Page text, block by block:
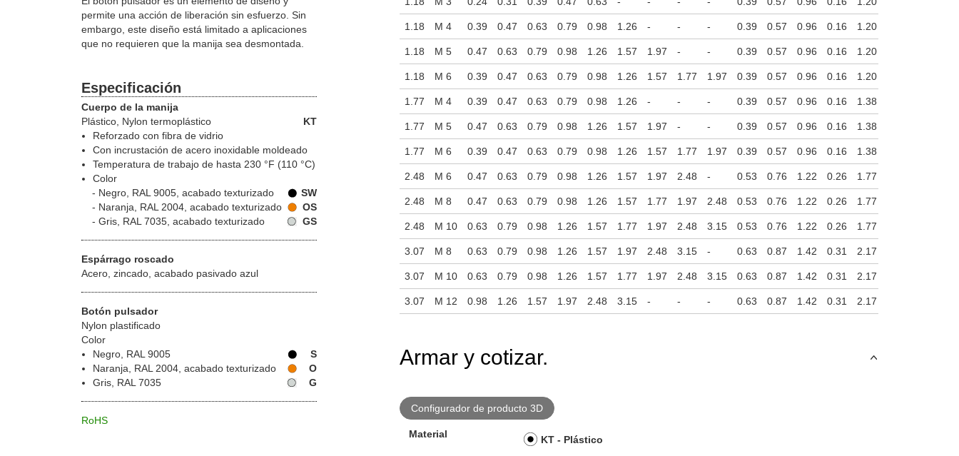
permite una acción de liberación sin esfuerzo. Sin
embargo, este diseño está limitado a aplicaciones
que no requieren que la manija sea desmontada.
Especificación
Cuerpo de la manija
Plástico
KT
, Nylon termoplástico
Reforzado con fibra de vidrio
Con incrustación de acero inoxidable moldeado
Temperatura de trabajo de hasta 230 °F (110 °C)
Color
Negro, RAL 9005, acabado texturizado
SW
Naranja, RAL 2004, acabado texturizado
OS
Gris, RAL 7035, acabado texturizado
GS
Espárrago roscado
Acero, zincado, acabado pasivado azul
Botón pulsador
Nylon plastificado
Color
Negro, RAL 9005
S
Naranja, RAL 2004, acabado texturizado
O
Gris, RAL 7035
G
RoHS
1.18 M 4 0.39 0.47 0.63 0.79 0.98 1.26 - - - 0.39 0.57 0.96 0.16 1.20
1.18 M 5 0.47 0.63 0.79 0.98 1.26 1.57 1.97 - - 0.39 0.57 0.96 0.16 1.20
1.18 M 6 0.39 0.47 0.63 0.79 0.98 1.26 1.57 1.77 1.97 0.39 0.57 0.96 0.16 1.20
1.77 M 4 0.39 0.47 0.63 0.79 0.98 1.26 - - - 0.39 0.57 0.96 0.16 1.38
1.77 M 5 0.47 0.63 0.79 0.98 1.26 1.57 1.97 - - 0.39 0.57 0.96 0.16 1.38
1.77 M 6 0.39 0.47 0.63 0.79 0.98 1.26 1.57 1.77 1.97 0.39 0.57 0.96 0.16 1.38
2.48 M 6 0.47 0.63 0.79 0.98 1.26 1.57 1.97 2.48 - 0.53 0.76 1.22 0.26 1.77
2.48 M 8 0.47 0.63 0.79 0.98 1.26 1.57 1.77 1.97 2.48 0.53 0.76 1.22 0.26 1.77
2.48 M 10 0.63 0.79 0.98 1.26 1.57 1.77 1.97 2.48 3.15 0.53 0.76 1.22 0.26 1.77
3.07 M 8 0.63 0.79 0.98 1.26 1.57 1.97 2.48 3.15 - 0.63 0.87 1.42 0.31 2.17
3.07 M 10 0.63 0.79 0.98 1.26 1.57 1.77 1.97 2.48 3.15 0.63 0.87 1.42 0.31 2.17
3.07 M 12 0.98 1.26 1.57 1.97 2.48 3.15 - - - 0.63 0.87 1.42 0.31 2.17
Armar y cotizar.
Configurador de producto 3D
Material KT - Plástico